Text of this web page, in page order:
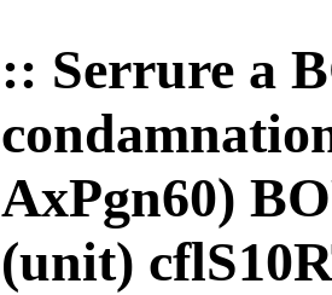
:: Serrure a
AxPgn60)
(unit)